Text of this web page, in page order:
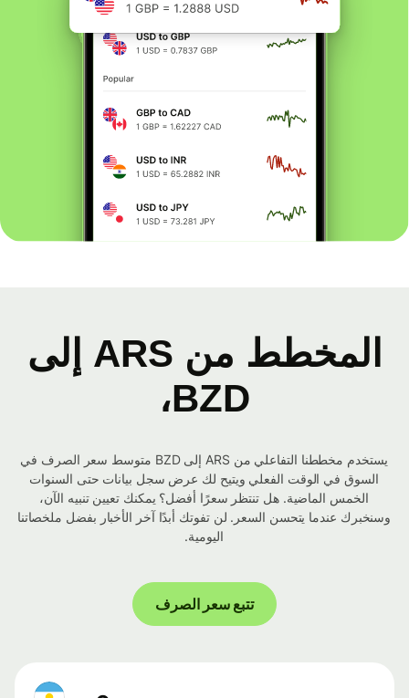
المخطط من ARS إلى
BZD،
يستخدم مخططنا التفاعلي من ARS إلى BZD متوسط ​​سعر الصرف في
السوق في الوقت الفعلي ويتيح لك عرض سجل بيانات حتى السنوات
الخمس الماضية. هل تنتظر سعرًا أفضل؟ يمكنك تعيين تنبيه الآن،
وسنخبرك عندما يتحسن السعر. لن تفوتك أبدًا آخر الأخبار بفضل ملخصاتنا
اليومية.
تتبع سعر الصرف